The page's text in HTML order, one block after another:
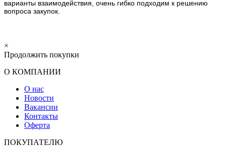
варианты взаимодействия, очень гибко подходим к решению
вопроса закупок.
×
Продолжить покупки
О КОМПАНИИ
О нас
Новости
Вакансии
Контакты
Оферта
ПОКУПАТЕЛЮ